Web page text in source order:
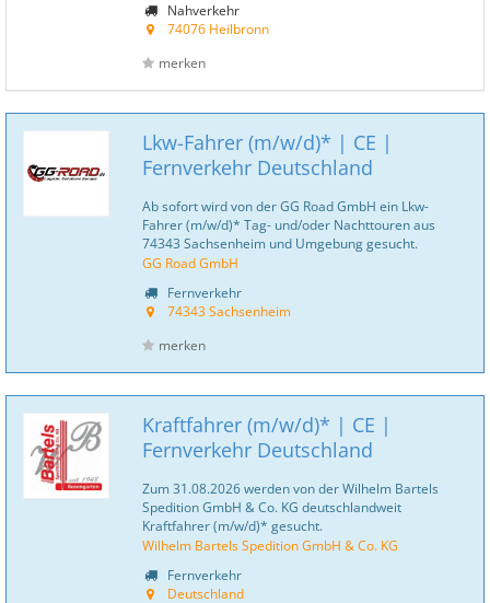
Nahverkehr
74076 Heilbronn
merken
Lkw-Fahrer (m/w/d)* | CE |
Fernverkehr Deutschland
Ab sofort wird von der GG Road GmbH ein Lkw-
Fahrer (m/w/d)* Tag- und/oder Nachttouren aus
74343 Sachsenheim und Umgebung gesucht.
GG Road GmbH
Fernverkehr
74343 Sachsenheim
merken
Kraftfahrer (m/w/d)* | CE |
Fernverkehr Deutschland
Zum 31.08.2026 werden von der Wilhelm Bartels
Spedition GmbH & Co. KG deutschlandweit
Kraftfahrer (m/w/d)* gesucht.
Wilhelm Bartels Spedition GmbH & Co. KG
Fernverkehr
Deutschland